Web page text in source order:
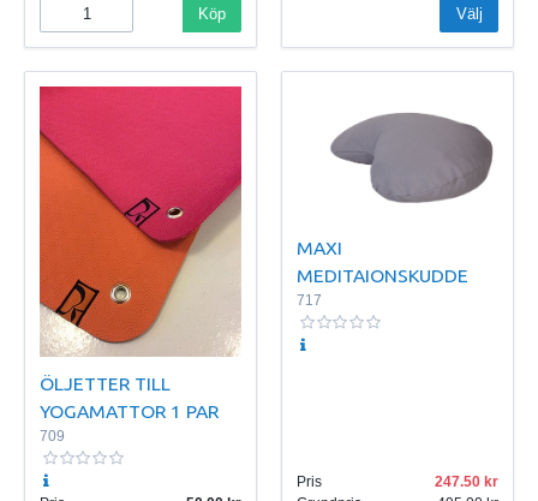
Köp Välj
ÖLJETTER TILL
YOGAMATTOR 1 PAR
709
MAXI
MEDITAIONSKUDDE
717
Pris
247.50